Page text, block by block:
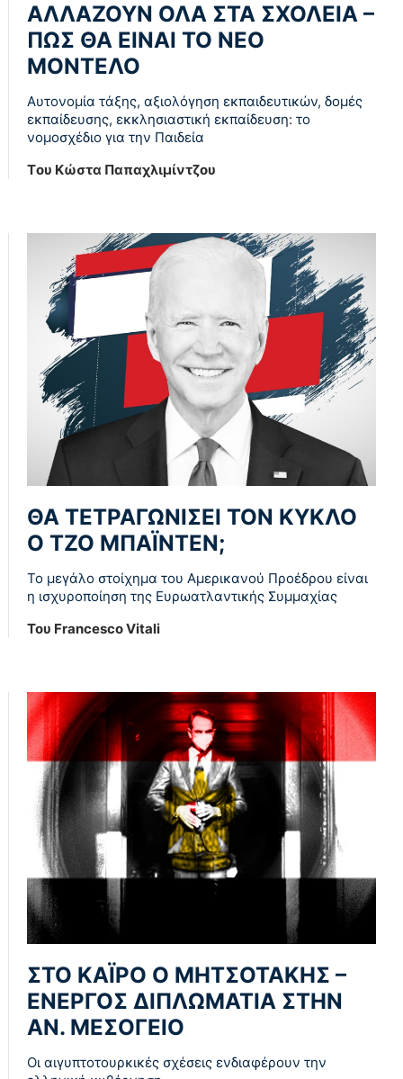
ΑΛΛΑΖΟΥΝ ΟΛΑ ΣΤΑ ΣΧΟΛΕΙΑ –
ΠΩΣ ΘΑ ΕΙΝΑΙ ΤΟ ΝΕΟ
ΜΟΝΤΕΛΟ
Αυτονομία τάξης, αξιολόγηση εκπαιδευτικών, δομές
εκπαίδευσης, εκκλησιαστική εκπαίδευση: το
νομοσχέδιο για την Παιδεία
Tου Κώστα Παπαχλιμίντζου
ΘΑ ΤΕΤΡΑΓΩΝΙΣΕΙ ΤΟΝ ΚΥΚΛΟ
Ο ΤΖΟ ΜΠΑΪΝΤΕΝ;
Το μεγάλο στοίχημα του Αμερικανού Προέδρου είναι
η ισχυροποίηση της Ευρωατλαντικής Συμμαχίας
Του Francesco Vitali
ΣΤΟ ΚΑΪΡΟ Ο ΜΗΤΣΟΤΑΚΗΣ –
ΕΝΕΡΓΟΣ ΔΙΠΛΩΜΑΤΙΑ ΣΤΗΝ
ΑΝ. ΜΕΣΟΓΕΙΟ
Οι αιγυπτοτουρκικές σχέσεις ενδιαφέρουν την